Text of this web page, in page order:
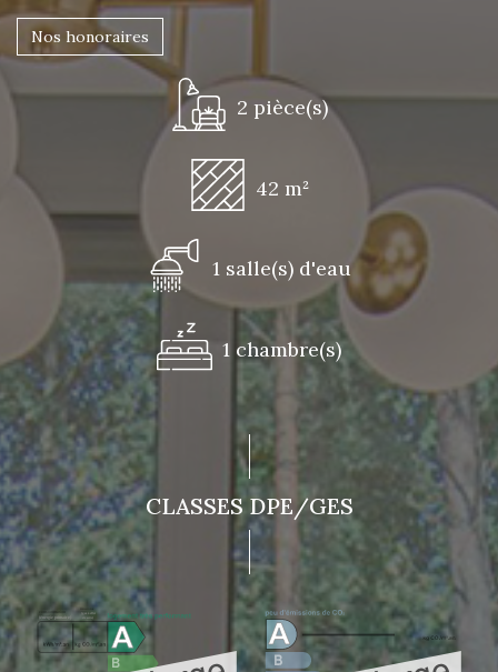
Nos honoraires
2 pièce(s)
42 m²
1 salle(s) d'eau
1 chambre(s)
CLASSES DPE/GES